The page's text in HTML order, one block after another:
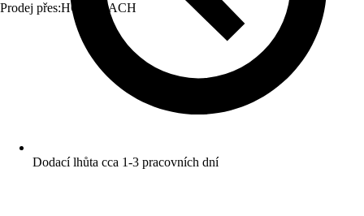
Prodej přes:HORNBACH
Dodací lhůta cca 1-3 pracovních dní